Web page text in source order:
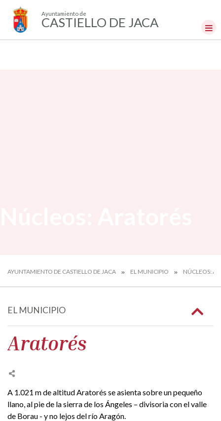
Ayuntamiento de
CASTIELLO DE JACA
AYUNTAMIENTO DE CASTIELLO DE JACA EL MUNICIPIO NÚCLEOS:
EL MUNICIPIO
Aratorés
A 1.021 m de altitud Aratorés se asienta sobre un pequeño
llano, al pie de la sierra de los Ángeles – divisoria con el valle
de Borau - y no lejos del río Aragón.